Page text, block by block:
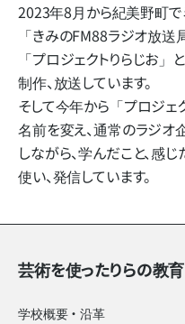
2023年8月から​紀美野町で​
「きみのFM88ラジオ放送
「プロジェクトりらじお
制作、​放送しています。
そして​今年から​「プロジェ
名前を​変え、​通常の​ラジオ
しながら、​学んだ​こと、​感
使い、​発信しています。
芸術を使ったりらの教育
学校概要・沿革